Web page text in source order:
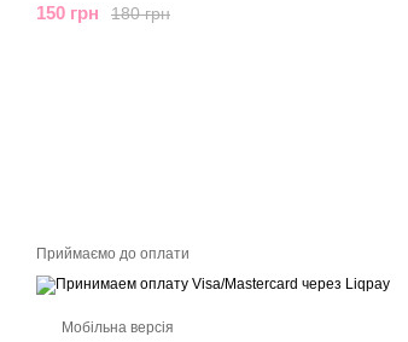
180 грн
150 грн
Приймаємо до оплати
Мобільна версія